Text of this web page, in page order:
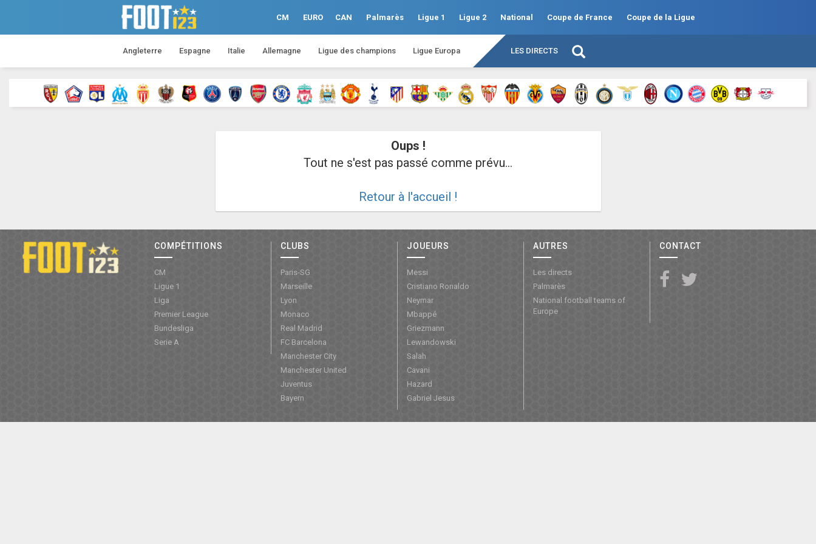
CM EURO CAN Palmarès Ligue 1 Ligue 2 National Coupe de France Coupe de la Ligue
Angleterre Espagne Italie Allemagne Ligue des champions Ligue Europa LES DIRECTS
Oups !
Tout ne s'est pas passé comme prévu...
Retour à l'accueil !
COMPÉTITIONS
CM
Ligue 1
Liga
Premier League
Bundesliga
Serie A
CLUBS
Paris-SG
Marseille
Lyon
Monaco
Real Madrid
FC Barcelona
Manchester City
Manchester United
Juventus
Bayern
JOUEURS
Messi
Cristiano Ronaldo
Neymar
Mbappé
Griezmann
Lewandowski
Salah
Cavani
Hazard
Gabriel Jesus
AUTRES
Les directs
Palmarès
National football teams of
Europe
CONTACT